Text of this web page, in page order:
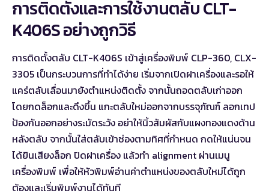
การติดตั้งและการใช้งานตลับ CLT-
K406S อย่างถูกวิธี
การติดตั้งตลับ CLT-K406S เข้าสู่เครื่องพิมพ์ CLP-360, CLX-
3305 เป็นกระบวนการที่ทำได้ง่าย เริ่มจากเปิดฝาเครื่องและรอให้
แคร่ตลับเลื่อนมายังตำแหน่งติดตั้ง จากนั้นถอดตลับเก่าออก
โดยกดล็อกและดึงขึ้น แกะตลับใหม่ออกจากบรรจุภัณฑ์ ลอกเทป
ป้องกันออกอย่างระมัดระวัง อย่าให้นิ้วสัมผัสกับแผงทองแดงด้าน
หลังตลับ จากนั้นใส่ตลับเข้าช่องตามทิศที่กำหนด กดให้แน่นจน
ได้ยินเสียงล็อก ปิดฝาเครื่อง แล้วทำ alignment ผ่านเมนู
เครื่องพิมพ์ เพื่อให้หัวพิมพ์อ่านค่าตำแหน่งของตลับใหม่ได้ถูก
ต้องและเริ่มพิมพ์งานได้ทันที